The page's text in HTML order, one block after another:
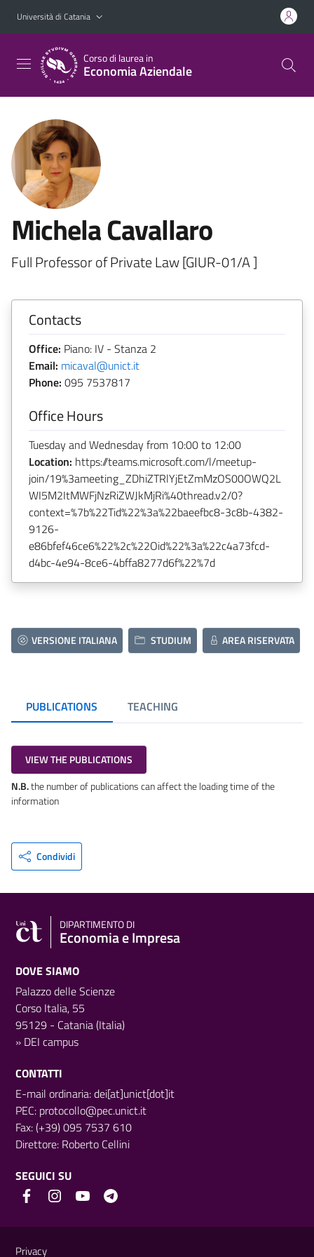
Vai al contenuto principale
Vai al menu di navigazione
Università di Catania
Corso di laurea in
Economia Aziendale
Michela Cavallaro
Full Professor of Private Law [GIUR-01/A ]
Contacts
Office: Piano: IV - Stanza 2
Email: micaval@unict.it
Phone: 095 7537817
Office Hours
Tuesday and Wednesday from 10:00 to 12:00
Location: https://teams.microsoft.com/l/meetup-
join/19%3ameeting_ZDhiZTRlYjEtZmMzOS00OWQ2L
WI5M2ItMWFjNzRiZWJkMjRi%40thread.v2/0?
context=%7b%22Tid%22%3a%22baeefbc8-3c8b-4382-
9126-
e86bfef46ce6%22%2c%22Oid%22%3a%22c4a73fcd-
d4bc-4e94-8ce6-4bffa8277d6f%22%7d
VERSIONE ITALIANA STUDIUM AREA RISERVATA
PUBLICATIONS TEACHING
VIEW THE PUBLICATIONS
N.B.the number of publications can affect the loading time of the
information
Condividi
DIPARTIMENTO DI
Economia e Impresa
DOVE SIAMO
Palazzo delle Scienze
Corso Italia, 55
95129 - Catania (Italia)
» DEI campus
CONTATTI
E-mail ordinaria: dei[at]unict[dot]it
PEC: protocollo@pec.unict.it
Fax: (+39) 095 7537 610
Direttore: Roberto Cellini
SEGUICI SU
Privacy